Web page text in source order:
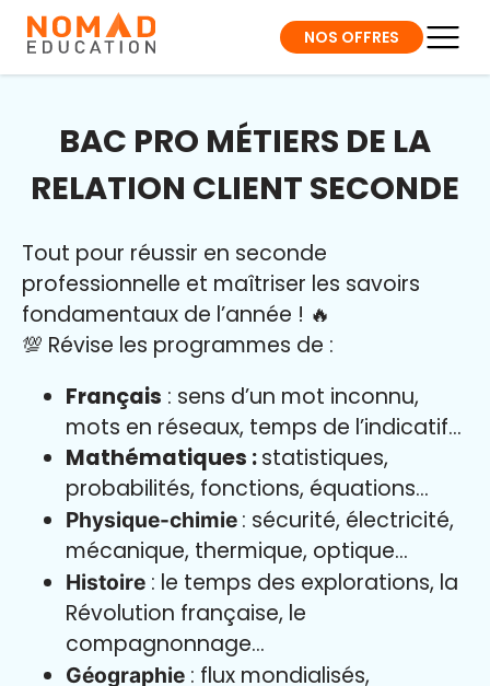
NOS OFFRES
BAC PRO MÉTIERS DE LA
RELATION CLIENT SECONDE
Tout pour réussir en seconde
professionnelle et maîtriser les savoirs
fondamentaux de l’année ! 🔥
💯 Révise les programmes de :
Français : sens d’un mot inconnu,
mots en réseaux, temps de l’indicatif…
Mathématiques :statistiques,
probabilités, fonctions, équations…
Physique-chimie : sécurité, électricité,
mécanique, thermique, optique…
Histoire : le temps des explorations, la
Révolution française, le
compagnonnage…
Géographie : flux mondialisés,